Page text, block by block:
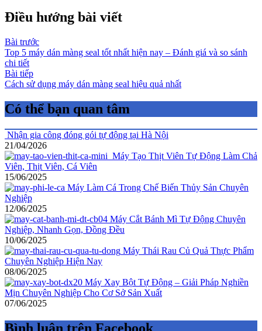
Điều hướng bài viết
Bài trước
Top 5 máy dán màng seal tốt nhất hiện nay – Đánh giá và so sánh
chi tiết
Bài tiếp
Cách sử dụng máy dán màng seal hiệu quả nhất
Có thể bạn quan tâm
Nhận gia công đóng gói tự động tại Hà Nội
21/04/2026
Máy Tạo Thịt Viên Tự Động Làm Chả
Viên, Thịt Viên, Cá Viên
15/06/2025
Máy Làm Cá Trong Chế Biến Thủy Sản Chuyên
Nghiệp
12/06/2025
Máy Cắt Bánh Mì Tự Động Chuyên
Nghiệp, Nhanh Gọn, Đồng Đều
10/06/2025
Máy Thái Rau Củ Quả Thực Phẩm
Chuyên Nghiệp Hiện Nay
08/06/2025
Máy Xay Bột Tự Động – Giải Pháp Nghiền
Mịn Chuyên Nghiệp Cho Cơ Sở Sản Xuất
07/06/2025